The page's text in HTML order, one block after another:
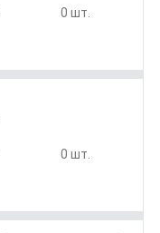
0 шт.
0 шт.